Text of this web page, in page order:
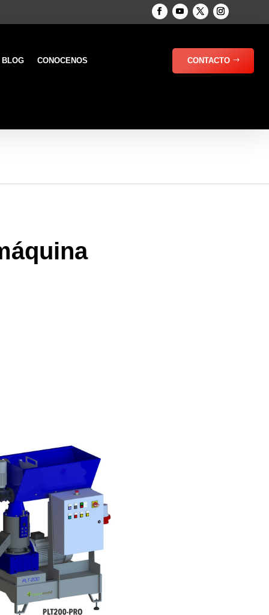
BLOG CONOCENOS CONTACTO